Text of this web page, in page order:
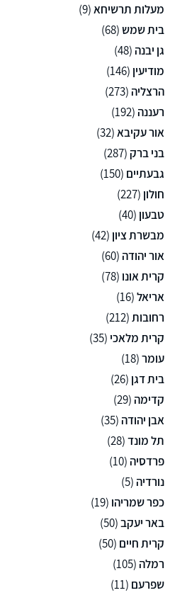
מעלות תרשיחא(9)
בית שמש(68)
גן יבנה (48)
מודיעין (146)
הרצליה (273)
רעננה (192)
אור עקיבא(32)
בני ברק(287)
גבעתיים (150)
חולון (227)
טבעון (40)
מבשרת ציון (42)
אור יהודה (60)
קרית אונו (78)
אריאל(16)
רחובות(212)
קרית מלאכי (35)
עומר(18)
בית דגן (26)
קדימה (29)
אבן יהודה (35)
תל מונד(28)
פרדסיה (10)
נורדיה (5)
כפר שמריהו (19)
באר יעקב(50)
קרית חיים (50)
רמלה (105)
שפרעם (11)